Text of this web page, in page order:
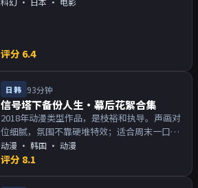
评分 6.4
日韩 93分钟
信号塔下备份人生·幕后花絮合集
2018年动漫类型作品，是枝裕和执导。声画对
位细腻，氛围不靠硬堆特效；适合周末一口气
追完。主演以演技派为主，适合喜欢强叙事与
人物关系的观众加入片单。
动漫 · 韩国 · 动漫
评分 8.1